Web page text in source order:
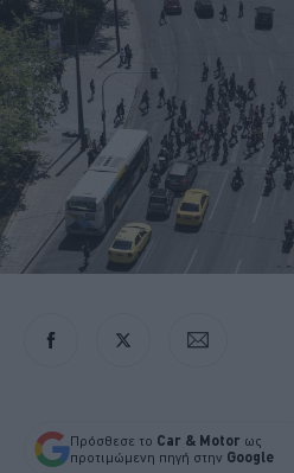
Πρόσθεσε το Car & Motor ως
προτιμώμενη πηγή στην Google